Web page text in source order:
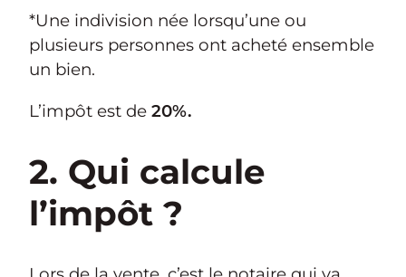
*Une indivision née lorsqu’une ou
plusieurs personnes ont acheté ensemble
un bien.
L’impôt est de 20%.
2. Qui calcule
l’impôt ?